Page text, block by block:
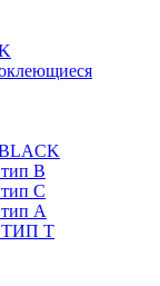
B
C
А
ТИП Т